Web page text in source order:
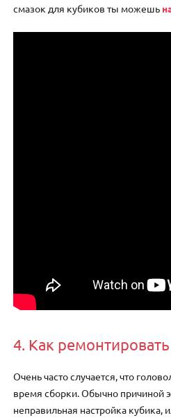
смазок для кубиков ты можешь
4. Как
Очень часто случается, что
время сборки. Обычно причиной
неправильная настройка кубика,